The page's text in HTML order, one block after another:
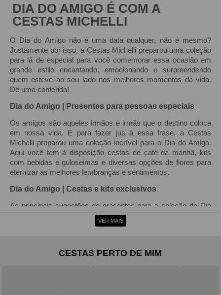
DIA DO AMIGO É COM A
CESTAS MICHELLI
O Dia do Amigo não é uma data qualquer, não é mesmo?
Justamente por isso, a Cestas Michelli preparou uma coleção
para lá de especial para você comemorar essa ocasião em
grande estilo encantando, emocionando e surpreendendo
quem esteve ao seu lado nos melhores momentos da vida.
Dê uma conferida!
Dia do Amigo | Presentes para pessoas especiais
Os amigos são aqueles irmãos e irmãs que o destino coloca
em nossa vida. E para fazer jus à essa frase, a Cestas
Michelli preparou uma coleção incrível para o Dia do Amigo.
Aqui você tem à disposição cestas de café da manhã, kits
com bebidas e guloseimas e diversas opções de flores para
eternizar as melhores lembranças e sentimentos.
Dia do Amigo | Cestas e kits exclusivos
As principais sugestões de presentes para a coleção de Dia
do Amigo da Cestas Michelli são as cestas e os kits
exclusivos. Preparados com todo o carinho e com os quitutes
amizade que unem você a aquela pessoa tão querida.
VER MAIS
CESTAS PERTO DE MIM